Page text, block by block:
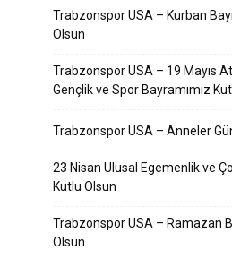
Trabzonspor USA – Kurban
Olsun
Trabzonspor USA – 19 Mayıs
Gençlik ve Spor Bayramımız
Trabzonspor USA – Anneler
23 Nisan Ulusal Egemenlik ve
Kutlu Olsun
Trabzonspor USA – Ramazan
Olsun